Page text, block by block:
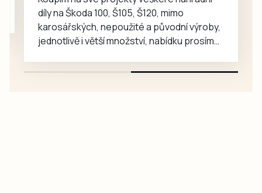
díly na Škoda 100, Š105, Š120, mimo
karosářských, nepoužité a původní výroby,
jednotlivě i větší množství, nabídku prosím